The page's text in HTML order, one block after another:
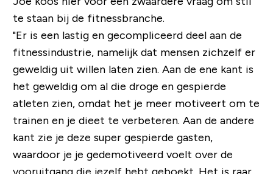
te staan ​​bij de fitnessbranche.
"Er is een lastig en gecompliceerd deel aan de
fitnessindustrie, namelijk dat mensen zichzelf er
geweldig uit willen laten zien. Aan de ene kant is
het geweldig om al die droge en gespierde
atleten zien, omdat het je meer motiveert om te
trainen en je dieet te verbeteren. Aan de andere
kant zie je deze super gespierde gasten,
waardoor je je gedemotiveerd voelt over de
vooruitgang die jezelf hebt geboekt. Het is raar,